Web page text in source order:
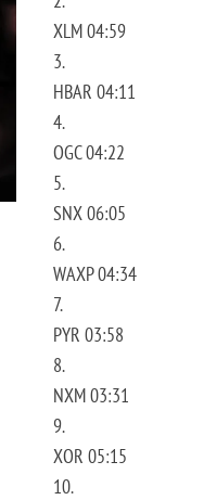
XLM 04:59
3.
HBAR 04:11
4.
OGC 04:22
5.
SNX 06:05
6.
WAXP 04:34
7.
PYR 03:58
8.
NXM 03:31
9.
XOR 05:15
10.